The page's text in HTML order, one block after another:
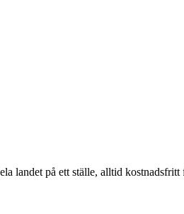
landet på ett ställe, alltid kostnadsfritt